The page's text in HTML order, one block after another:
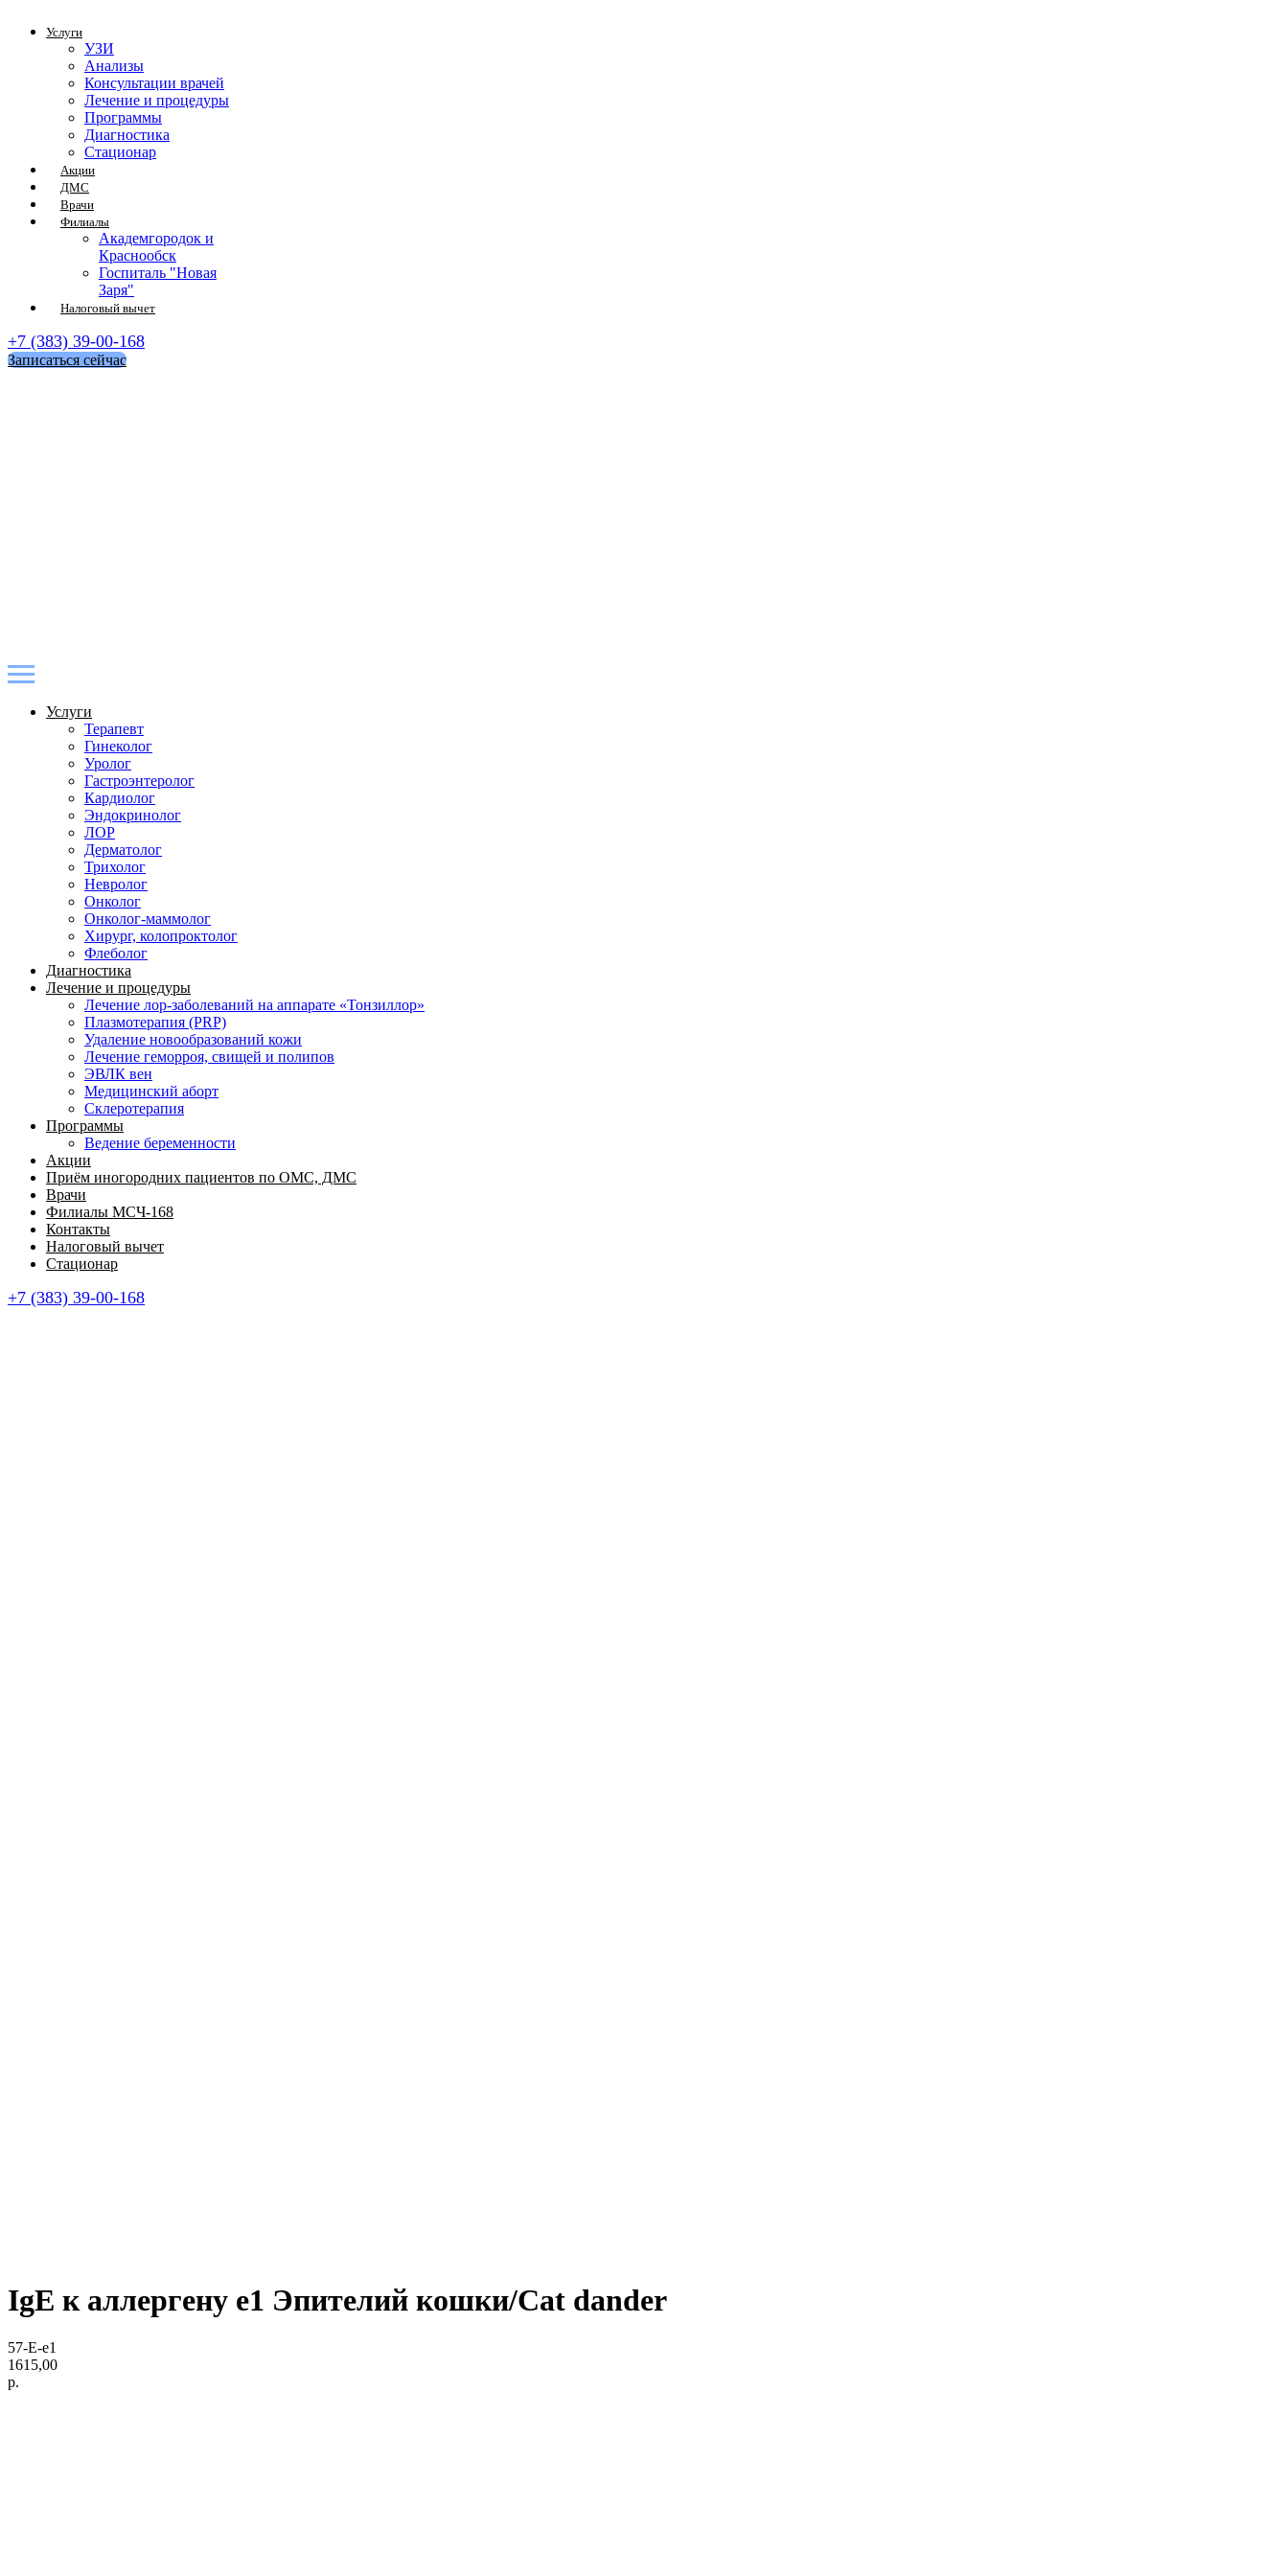
Услуги
УЗИ
Анализы
Консультации врачей
Лечение и процедуры
Программы
Диагностика
Стационар
Акции
ДМС
Врачи
Филиалы
Академгородок и
Краснообск
Госпиталь "Новая
Заря"
Налоговый вычет
+7 (383) 39-00-168
Записаться сейчас
Услуги
Терапевт
Гинеколог
Уролог
Гастроэнтеролог
Кардиолог
Эндокринолог
ЛОР
Дерматолог
Трихолог
Невролог
Онколог
Онколог-маммолог
Хирург, колопроктолог
Флеболог
Диагностика
Лечение и процедуры
Лечение лор-заболеваний на аппарате «Тонзиллор»
Плазмотерапия (PRP)
Удаление новообразований кожи
Лечение геморроя, свищей и полипов
ЭВЛК вен
Медицинский аборт
Склеротерапия
Программы
Ведение беременности
Акции
Приём иногородних пациентов по ОМС, ДМС
Врачи
Филиалы МСЧ-168
Контакты
Налоговый вычет
Стационар
+7 (383) 39-00-168
IgE к аллергену e1 Эпителий кошки/Cat dander
57-E-e1
1615,00
р.